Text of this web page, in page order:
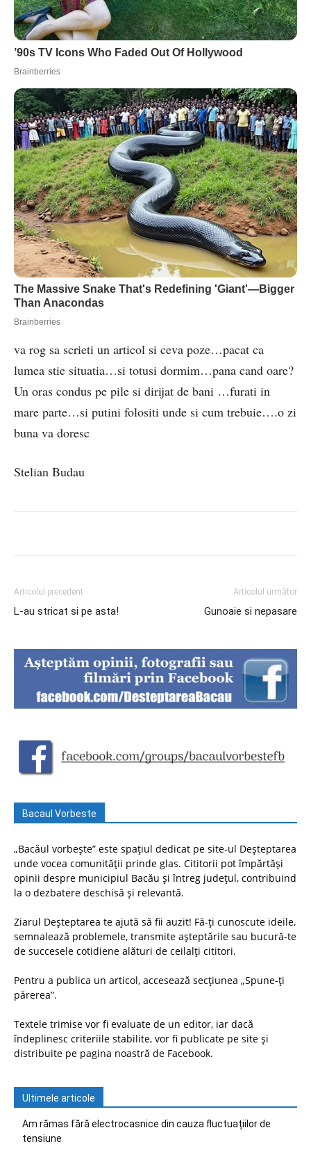
va rog sa scrieti un articol si ceva poze…pacat ca
lumea stie situatia…si totusi dormim…pana cand oare?
Un oras condus pe pile si dirijat de bani …furati in
mare parte…si putini folositi unde si cum trebuie….o zi
buna va doresc
Stelian Budau
Articolul precedent
L-au stricat si pe asta!
Articolul următor
Gunoaie si nepasare
Bacaul Vorbeste
„Bacăul vorbește” este spațiul dedicat pe site-ul Deșteptarea
unde vocea comunității prinde glas. Cititorii pot împărtăși
opinii despre municipiul Bacău și întreg județul, contribuind
la o dezbatere deschisă și relevantă.
Ziarul Deșteptarea te ajută să fii auzit! Fă-ți cunoscute ideile,
semnalează problemele, transmite așteptările sau bucură-te
de succesele cotidiene alături de ceilalți cititori.
Pentru a publica un articol, accesează secțiunea „Spune-ți
părerea”.
Textele trimise vor fi evaluate de un editor, iar dacă
îndeplinesc criteriile stabilite, vor fi publicate pe site și
distribuite pe pagina noastră de Facebook.
Ultimele articole
Am rămas fără electrocasnice din cauza fluctuațiilor de
tensiune